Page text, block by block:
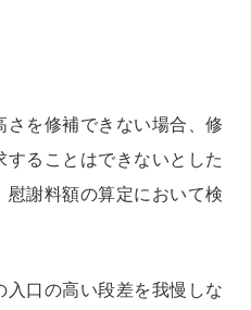
を修補できない場合、修
ることはできないとした
慰謝料額の算定において検
口の高い段差を我慢しな